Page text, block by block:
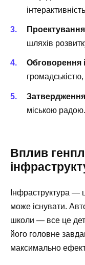
шляхів
Обговорення
міською радою.
Вплив
Інфраструктура —
може існувати.
школи — все це
його головне
максимально